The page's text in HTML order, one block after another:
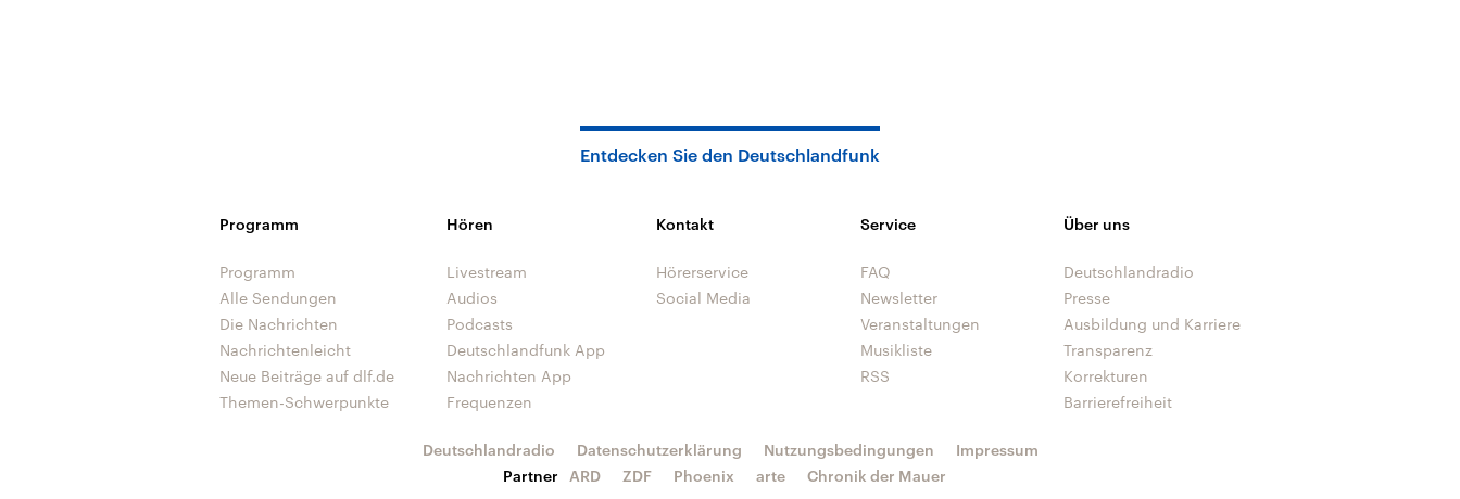
Entdecken Sie den Deutschlandfunk
Programm
Programm
Alle Sendungen
Die Nachrichten
Nachrichtenleicht
Neue Beiträge auf dlf.de
Themen-Schwerpunkte
Hören
Livestream
Audios
Podcasts
Deutschlandfunk App
Nachrichten App
Frequenzen
Kontakt
Hörerservice
Social Media
Service
FAQ
Newsletter
Veranstaltungen
Musikliste
RSS
Über uns
Deutschlandradio
Presse
Ausbildung und Karriere
Transparenz
Korrekturen
Barrierefreiheit
Deutschlandradio Datenschutzerklärung Nutzungsbedingungen
Impressum
Partner
ARD ZDF Phoenix arte Chronik der Mauer